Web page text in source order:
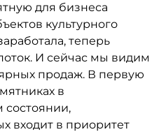
для бизнеса
культурного
теперь
И сейчас мы видим
продаж. В первую
в
состоянии,
входит в приоритет